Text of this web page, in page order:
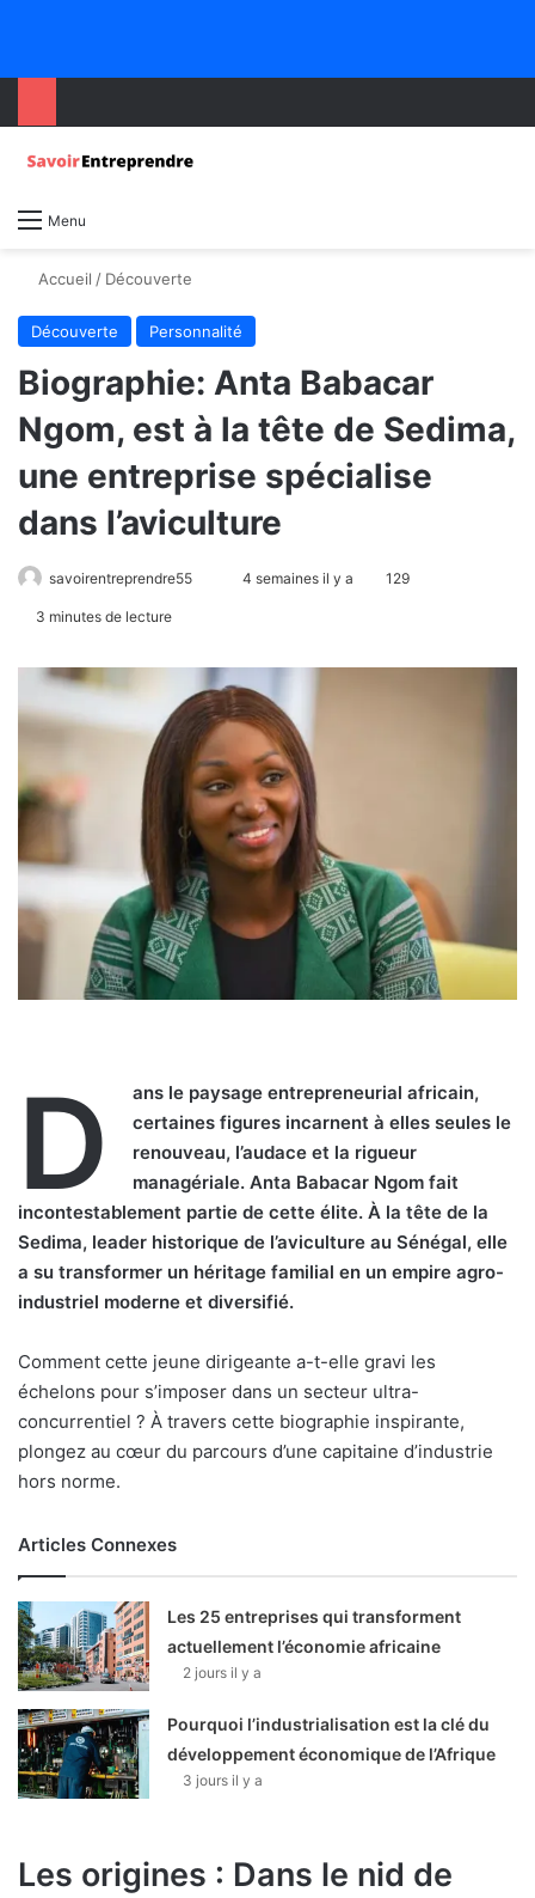
Menu
Accueil / Découverte
Découverte Personnalité
Biographie: Anta Babacar
Ngom, est à la tête de Sedima,
une entreprise spécialise
dans l’aviculture
savoirentreprendre55 4 semaines il y a 129
3 minutes de lecture
D
ans le paysage entrepreneurial africain,
certaines figures incarnent à elles seules le
renouveau, l’audace et la rigueur
managériale. Anta Babacar Ngom fait
incontestablement partie de cette élite. À la tête de la
Sedima, leader historique de l’aviculture au Sénégal, elle
a su transformer un héritage familial en un empire agro-
industriel moderne et diversifié.
Comment cette jeune dirigeante a-t-elle gravi les
échelons pour s’imposer dans un secteur ultra-
concurrentiel ? À travers cette biographie inspirante,
plongez au cœur du parcours d’une capitaine d’industrie
hors norme.
Articles Connexes
Les 25 entreprises qui transforment
actuellement l’économie africaine
2 jours il y a
Pourquoi l’industrialisation est la clé du
développement économique de l’Afrique
3 jours il y a
Les origines : Dans le nid de